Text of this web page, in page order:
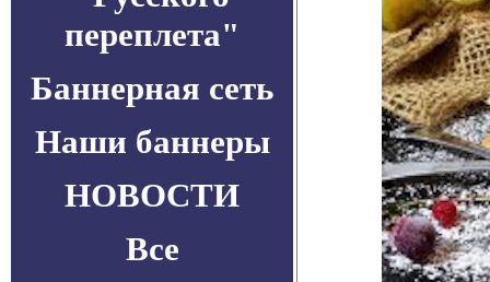
переплета"
Баннерная сеть
Наши баннеры
НОВОСТИ
Все